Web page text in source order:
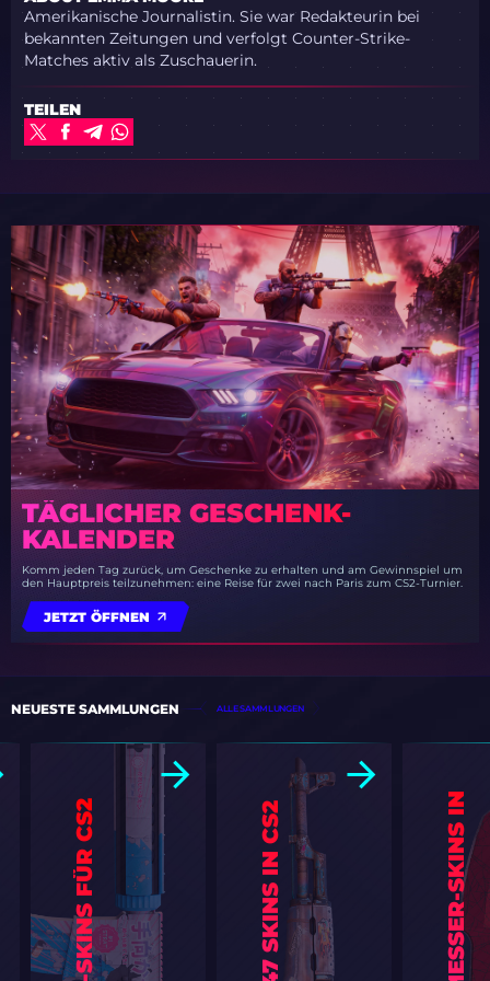
Amerikanische Journalistin. Sie war Redakteurin bei
bekannten Zeitungen und verfolgt Counter-Strike-
Matches aktiv als Zuschauerin.
TEILEN
TÄGLICHER GESCHENK-
KALENDER
Komm jeden Tag zurück, um Geschenke zu erhalten und am Gewinnspiel um
den Hauptpreis teilzunehmen: eine Reise für zwei nach Paris zum CS2-Turnier.
JETZT ÖFFNEN
NEUESTE SAMMLUNGEN ALLE SAMMLUNGEN